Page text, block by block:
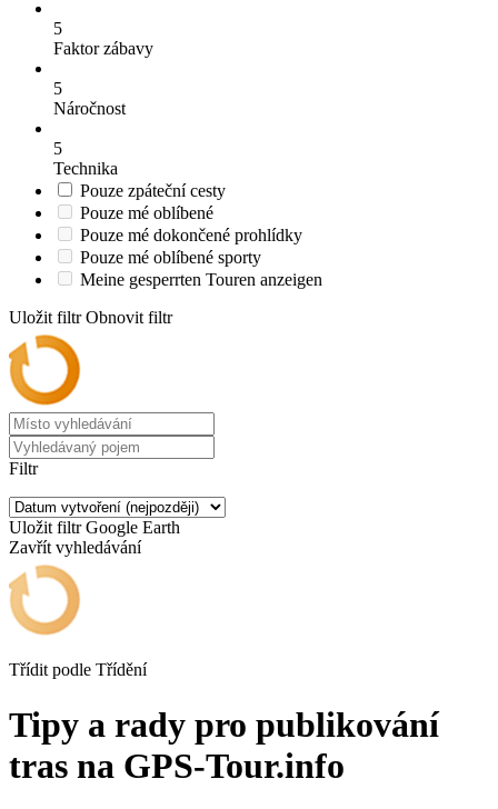
5
Faktor zábavy
5
Náročnost
5
Technika
Pouze zpáteční cesty
Pouze mé oblíbené
Pouze mé dokončené prohlídky
Pouze mé oblíbené sporty
Meine gesperrten Touren anzeigen
Uložit filtr Obnovit filtr
Filtr
Uložit filtr Google Earth
Zavřít vyhledávání
Třídit podle Třídění
Tipy a rady pro publikování
tras na GPS-Tour.info